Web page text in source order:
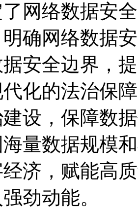
网络数据安
确网络数据
安全边界，
化的法治保
设，保障数
量数据规模
济，赋能高
劲动能。